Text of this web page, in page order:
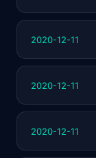
2020-12-11
2020-12-11
2020-12-11